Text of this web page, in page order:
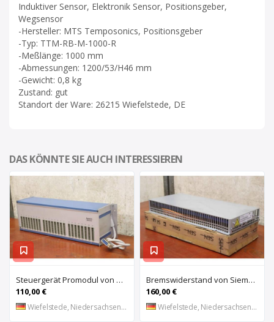
Induktiver Sensor, Elektronik Sensor, Positionsgeber,
Wegsensor
-Hersteller: MTS Temposonics, Positionsgeber
-Typ: TTM-RB-M-1000-R
-Meßlänge: 1000 mm
-Abmessungen: 1200/53/H46 mm
-Gewicht: 0,8 kg
Zustand: gut
Standort der Ware: 26215 Wiefelstede, DE
DAS KÖNNTE SIE AUCH INTERESSIEREN
Steuergerät Promodul von Schleicher Ilsemann – KEG 24-30 KCD 1
110,00 €
Wiefelstede, Niedersachsen, DE
Bremswiderstand von Siemens – 6SL3100-1BE21-3AA0
160,00 €
Wiefelstede, Niedersachsen, DE